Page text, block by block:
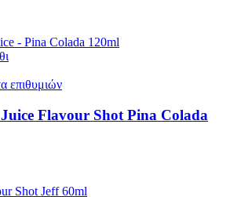
επιθυμιών
Flavour Shot Pina Colada